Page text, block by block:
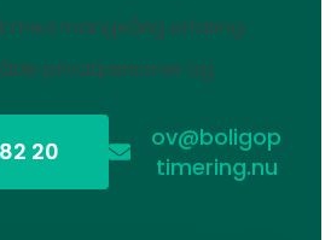
med mangeårig erfaring
privatpersoner og
20
ov@boligop
timering.nu